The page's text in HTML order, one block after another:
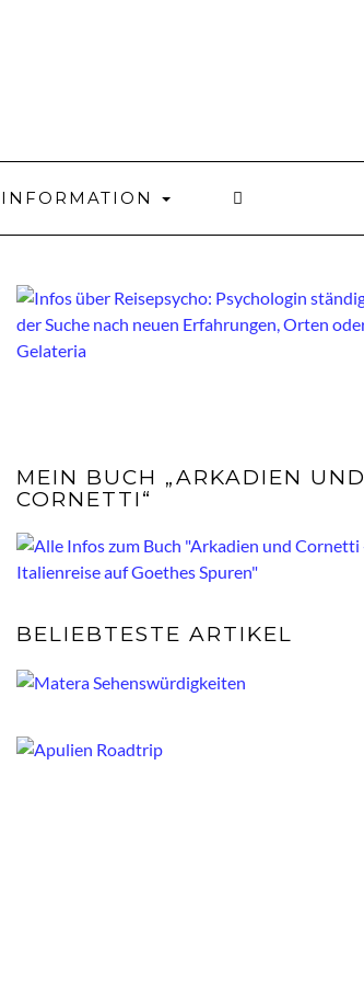
INFORMATION
MEIN BUCH „ARKADIEN UND
CORNETTI“
BELIEBTESTE ARTIKEL